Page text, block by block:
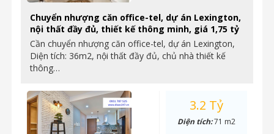
Chuyển nhượng căn office-tel, dự án Lexington,
nội thất đầy đủ, thiết kế thông minh, giá 1,75 tỷ
Cần chuyển nhượng căn office-tel, dự án Lexington,
Diện tích: 36m2, nội thất đầy đủ, chủ nhà thiết kế
thông…
3.2 Tỷ
Diện tích:71 m2